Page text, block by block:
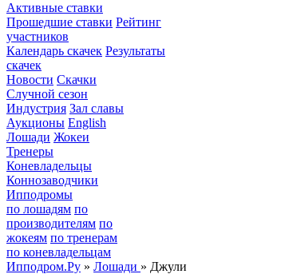
Активные ставки
Прошедшие ставки Рейтинг
участников
Календарь скачек Результаты
скачек
Новости Скачки
Случной сезон
Индустрия Зал славы
Аукционы English
Лошади Жокеи
Тренеры
Коневладельцы
Коннозаводчики
Ипподромы
по лошадям по
производителям по
жокеям по тренерам
по коневладельцам
Ипподром.Ру » Лошади » Джули